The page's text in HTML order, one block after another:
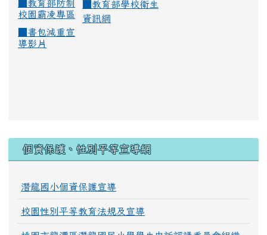
教育部防制
校園霸凌專區
教育部學校衛生
資訊網
書包減重宣
導影片
個資保護、性別平等宣導網
潛龍國小個資保護宣導
校園性別平等教育法規及宣導